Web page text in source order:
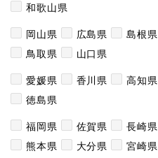
和歌山県
岡山県
広島県
島根県
鳥取県
山口県
愛媛県
香川県
高知県
徳島県
福岡県
佐賀県
長崎県
熊本県
大分県
宮崎県